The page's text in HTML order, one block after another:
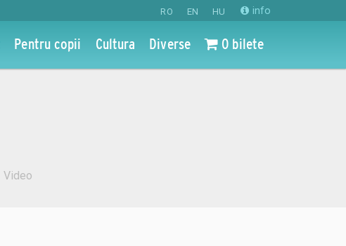
RO EN HU info
Pentru copii Cultura Diverse 0 bilete
Video